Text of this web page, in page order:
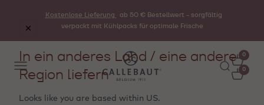
Kostenlose Lieferung
ab 50 € Bestellwert - sorgfältig
verpackt mit Kühlpacks für optimale Frische
0
0
In ein anderes Land / eine andere
Region liefern
Looks like you are based within US.